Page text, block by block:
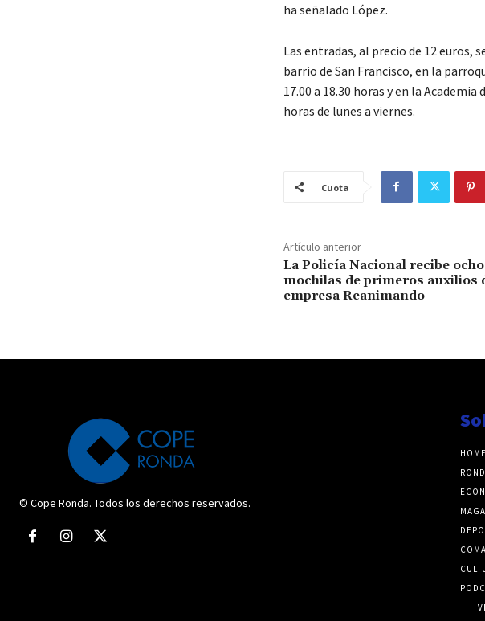
ha señalado López.
Las entradas, al precio de 12 euros,
barrio de San Francisco, en la
17.00 a 18.30 horas y en la
horas de lunes a viernes.
Cuota
Artículo anterior
La Policía Nacional recibe ocho
mochilas de primeros auxilios
empresa Reanimando
© Cope Ronda. Todos los derechos reservados.
HOME